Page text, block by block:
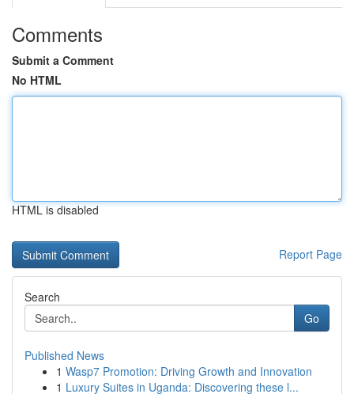
Comments
Submit a Comment
No HTML
HTML is disabled
Report Page
Search
Go
Published News
1 Wasp7 Promotion: Driving Growth and Innovation
1 Luxury Suites in Uganda: Discovering these l...